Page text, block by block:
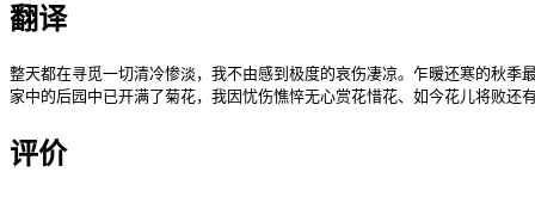
翻译
整天都在寻觅一切清冷惨淡，我不由感到极度的哀伤凄凉。乍暖还寒的秋
家中的后园中已开满了菊花，我因忧伤憔悴无心赏花惜花、如今花儿将败
评价